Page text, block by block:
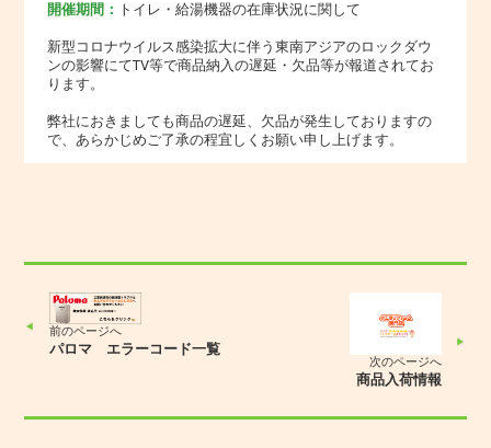
開催期間： トイレ・給湯機器の在庫状況に関して
新型コロナウイルス感染拡大に伴う東南アジアのロックダウ
ンの影響にてTV等で商品納入の遅延・欠品等が報道されてお
ります。
弊社におきましても商品の遅延、欠品が発生しておりますの
で、あらかじめご了承の程宜しくお願い申し上げます。
前のページへ
パロマ エラーコード一覧
次のページへ
商品入荷情報